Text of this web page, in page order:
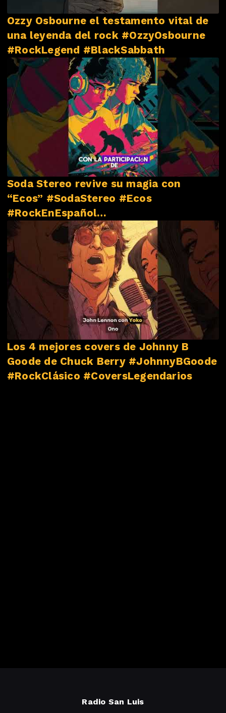
Ozzy Osbourne el testamento vital de
una leyenda del rock #OzzyOsbourne
#RockLegend #BlackSabbath
Soda Stereo revive su magia con
“Ecos” #SodaStereo #Ecos
#RockEnEspañol
#NovedadesMusicales
Los 4 mejores covers de Johnny B
Goode de Chuck Berry #JohnnyBGoode
#RockClásico #CoversLegendarios
Radio San Luis